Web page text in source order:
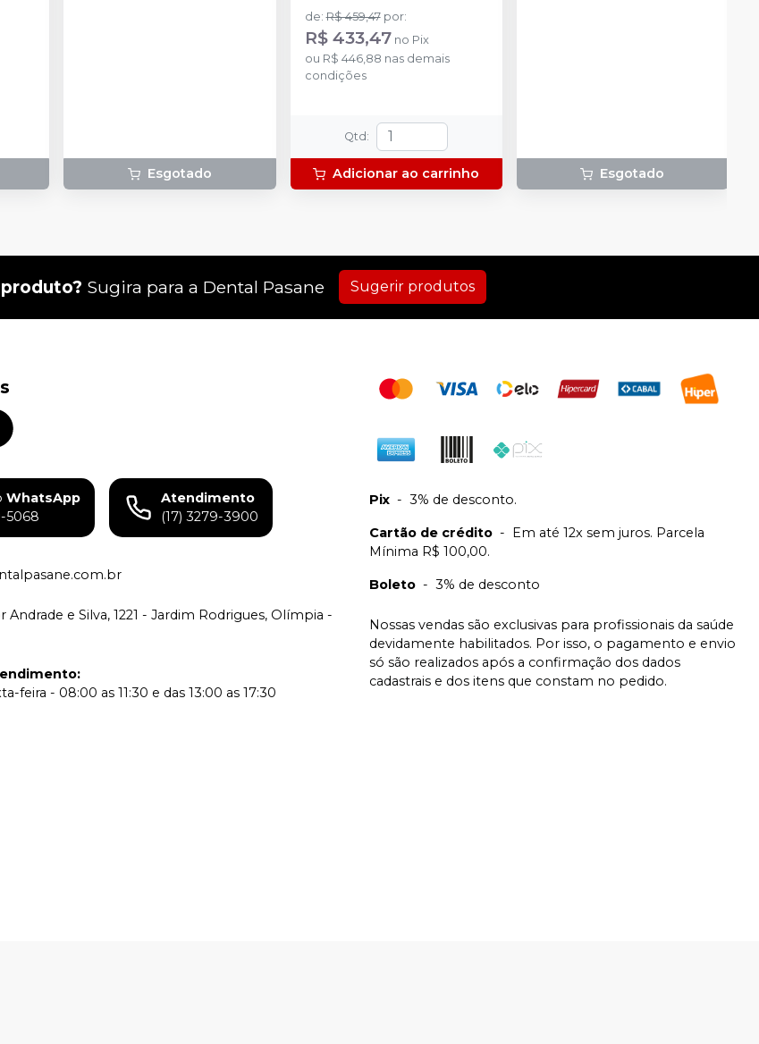
Esgotado
de:R$ 459,47 por:
R$ 433,47 no Pix
ou R$ 446,88 nas demais
condições
Qtd :
Adicionar ao carrinho Esgotado
Sugira para a Dental Pasane Sugerir produtos
WhatsApp
5068
Atendimento
(17) 3279-3900
Andrade e Silva, 1221 - Jardim Rodrigues, Olímpia -
:
feira - 08:00 as 11:30 e das 13:00 as 17:30
Pix - 3% de desconto.
Cartão de crédito - Em até 12x sem juros. Parcela
Mínima R$ 100,00.
Boleto - 3% de desconto
Nossas vendas são exclusivas para profissionais da saúde
devidamente habilitados. Por isso, o pagamento e envio
só são realizados após a confirmação dos dados
cadastrais e dos itens que constam no pedido.